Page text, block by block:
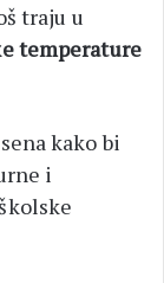
traju u
temperature
kako bi
i